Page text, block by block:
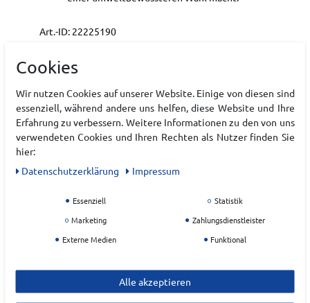
Art.-ID: 22225190
Materialzusammensetzung: DriLayer® HorsePower
(Polyester/Elasthan-Mix)
Hersteller
EU Verantwortlicher
Brooks Sports GmbH
Willy Brandt-Weg
48155Münster
Deutschland
info@brooksrunning.de
Cookies
Wir nutzen Cookies auf unserer Website. Einige von diesen sind
essenziell, während andere uns helfen, diese Website und Ihre
Erfahrung zu verbessern. Weitere Informationen zu den von uns
verwendeten Cookies und Ihren Rechten als Nutzer finden Sie
hier:
Daten­schutz­erklärung
Impressum
Essenziell
Statistik
Marketing
Zahlungsdienstleister
Externe Medien
Funktional
Alle akzeptieren